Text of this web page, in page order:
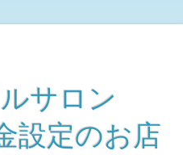
サロン
設定のお店